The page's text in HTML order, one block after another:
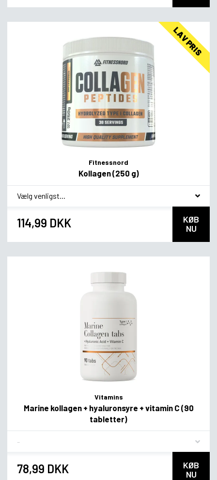
LAV PRIS
Fitnessnord
Kollagen (250 g)
* Smagsvariant
114,99 DKK
KØB
NU
Vitamins
Marine kollagen + hyaluronsyre + vitamin C (90
tabletter)
78,99 DKK
KØB
NU